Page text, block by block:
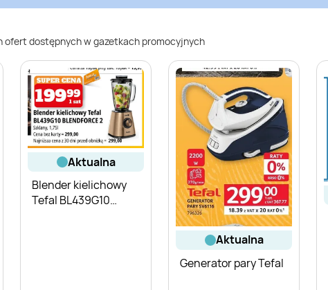
ofert dostępnych w gazetkach promocyjnych
aktualna
Blender kielichowy
Tefal BL439G10
aktualna
Generator pary Tefal